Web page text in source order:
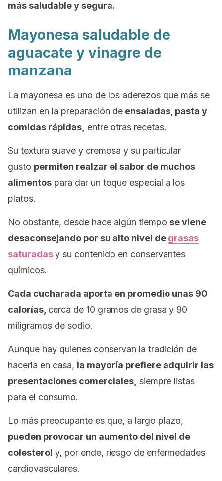
más saludable y segura.
Mayonesa saludable de
aguacate y vinagre de
manzana
La mayonesa es uno de los aderezos que más se
utilizan en la preparación de ensaladas, pasta y
comidas rápidas, entre otras recetas.
Su textura suave y cremosa y su particular
gusto permiten realzar el sabor de muchos
alimentos para dar un toque especial a los
platos.
No obstante, desde hace algún tiempo se viene
desaconsejando por su alto nivel de grasas
saturadasy su contenido en conservantes
químicos.
Cada cucharada aporta en promedio unas 90
calorías, cerca de 10 gramos de grasa y 90
miligramos de sodio.
Aunque hay quienes conservan la tradición de
hacerla en casa, la mayoría prefiere adquirir las
presentaciones comerciales, siempre listas
para el consumo.
Lo más preocupante es que, a largo plazo,
pueden provocar un aumento del nivel de
colesterol y, por ende, riesgo de enfermedades
cardiovasculares.